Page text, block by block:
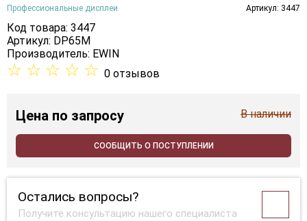
Профессиональные дисплеи Артикул: 3447
Код товара: 3447
Артикул: DP65M
Производитель: EWIN
☆ ☆ ☆ ☆ ☆ 0 отзывов
Цена по запросу В наличии
СООБЩИТЬ О ПОСТУПЛЕНИИ
Остались вопросы?
Получите консультацию нашего специалиста